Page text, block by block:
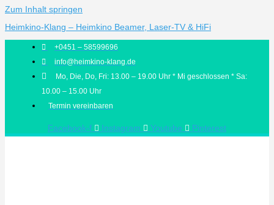
Zum Inhalt springen
Heimkino-Klang – Heimkino Beamer, Laser-TV & HiFi
+0451 – 58599696
info@heimkino-klang.de
Mo, Die, Do, Fri: 13.00 – 19.00 Uhr * Mi geschlossen * Sa:
10.00 – 15.00 Uhr
Termin vereinbaren
Facebook-f Instagram Youtube Pinterest